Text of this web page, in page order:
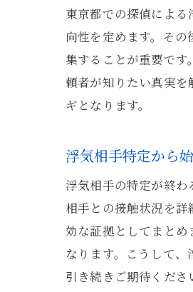
東京都での探偵によ
向性を定めます。そ
集することが重要で
頼者が知りたい真実
ギとなります。
浮気相手特定から
浮気相手の特定が終
相手との接触状況を
効な証拠としてまと
なります。こうして
引き続きご期待くださ